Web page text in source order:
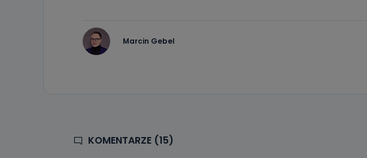
oraz partnerzy wspomagający
Marcin Gebel
KOMENTARZE (15)